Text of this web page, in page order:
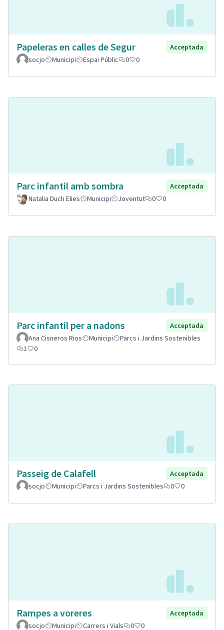
Papeleras en calles de Segur
Acceptada
socjo
Municipi Espai Públic 0 0
Parc infantil amb sombra
Acceptada
Natalia Duch Elies
Municipi Joventut 0 0
Parc infantil per a nadons
Acceptada
Ana Cisneros Rios
Municipi
Parcs i Jardins Sostenibles
1
0
Passeig de Calafell
Acceptada
socjo
Municipi Parcs i Jardins Sostenibles 0 0
Rampes a voreres
Acceptada
socjo
Municipi Carrers i Vials 0 0